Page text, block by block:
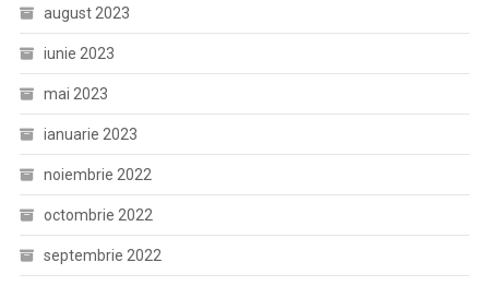
august 2023
iunie 2023
mai 2023
ianuarie 2023
noiembrie 2022
octombrie 2022
septembrie 2022